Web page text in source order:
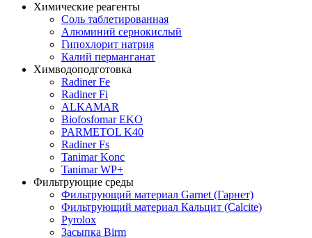
Химические реагенты
Соль таблетированная
Алюминий сернокислый
Гипохлорит натрия
Калий перманганат
Химводоподготовка
Radiner Fe
Radiner Fi
ALKAMAR
Biofosfomar EKO
PARMETOL K40
Radiner Fs
Tanimar Konc
Tanimar WP+
Фильтрующие среды
Фильтрующий материал Garnet (Гарнет)
Фильтрующий материал Кальцит (Calcite)
Pyrolox
Засыпка Birm